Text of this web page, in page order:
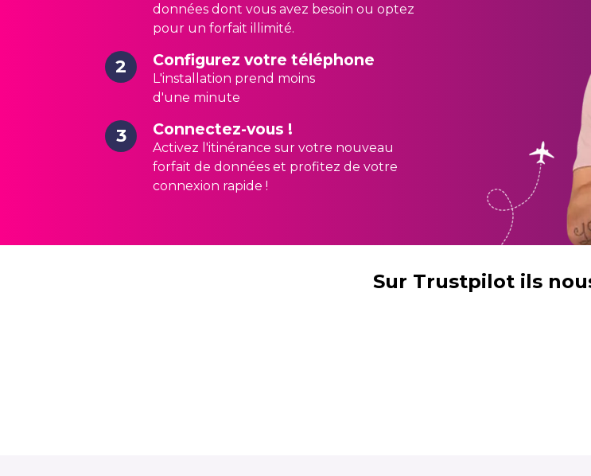
données dont vous avez besoin ou optez
pour un forfait illimité.
2 Configurez votre téléphone
L'installation prend moins
d'une minute
3 Connectez-vous !
Activez l'itinérance sur votre nouveau
forfait de données et profitez de votre
connexion rapide !
Sur Trustpilot ils